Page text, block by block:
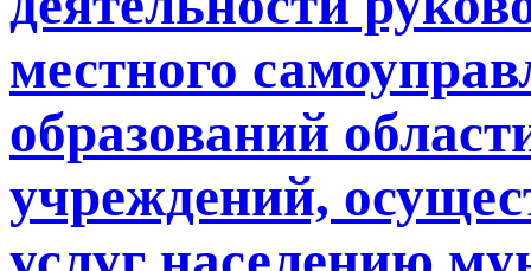
местного
образований
учреждений,